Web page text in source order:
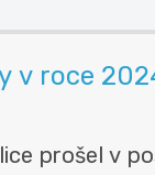
v roce
prošel v